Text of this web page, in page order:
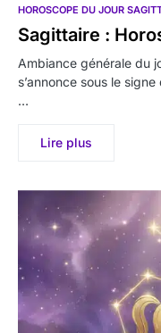
HOROSCOPE DU JOUR
Sagittaire :
Ambiance générale du
s’annonce sous le
…
Lire plus